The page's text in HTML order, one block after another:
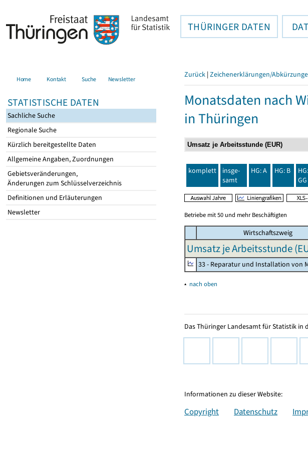
THÜRINGER DATEN
Home Kontakt Suche Newsletter
STATISTISCHE DATEN
Sachliche Suche
Regionale Suche
Kürzlich bereitgestellte Daten
Allgemeine Angaben, Zuordnungen
Gebietsveränderungen,
Änderungen zum Schlüsselverzeichnis
Definitionen und Erläuterungen
Newsletter
Zurück | Zeichenerklärungen/
Monatsdaten nach
in Thüringen
komplett
insge-
samt
HG: A HG: B
HG:
GG
Betriebe mit 50 und mehr Beschäftigten
Wirtschaftszweig
Umsatz je Arbeitsstunde
33 - Reparatur und Installation von
▴ nach oben
Das Thüringer Landesamt für Statistik in
Informationen zu dieser Website:
Copyright Datenschutz